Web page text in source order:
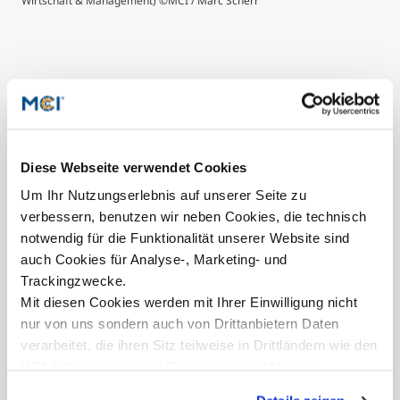
Diese Webseite verwendet Cookies
Um Ihr Nutzungserlebnis auf unserer Seite zu
verbessern, benutzen wir neben Cookies, die technisch
notwendig für die Funktionalität unserer Website sind
auch Cookies für Analyse-, Marketing- und
Trackingzwecke.
Mit diesen Cookies werden mit Ihrer Einwilligung nicht
nur von uns sondern auch von Drittanbietern Daten
verarbeitet, die ihren Sitz teilweise in Drittländern wie den
Patricia Pichler, BA
+43 512 2070 - 1527
patricia.pichler@mci.edu
Mehr Informationen
CV Kristina Kleinlercher